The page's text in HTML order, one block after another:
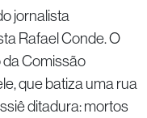
jornalista
Rafael Conde. O
da Comissão
que batiza uma rua
ditadura: mortos